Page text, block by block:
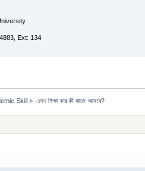
Ext: 134
Skill » এমন শিক্ষা কার কী কাজে আসবে?